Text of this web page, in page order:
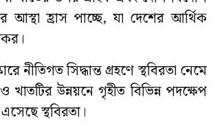
আস্থা হ্রাস পাচ্ছে, যা দেশের আর্থিক
নীতিগত সিদ্ধান্ত গ্রহণে স্থবিরতা নেমে
উন্নয়নে গৃহীত বিভিন্ন পদক্ষেপ
স্থবিরতা।